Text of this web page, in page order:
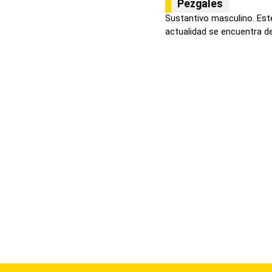
Pezgales
Sustantivo masculino.
actualidad se encuentra